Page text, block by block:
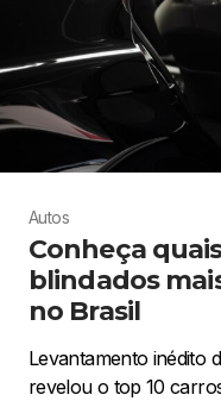
Autos
Conheça
blindados
no Brasil
Levantamento inédito
revelou o top 10